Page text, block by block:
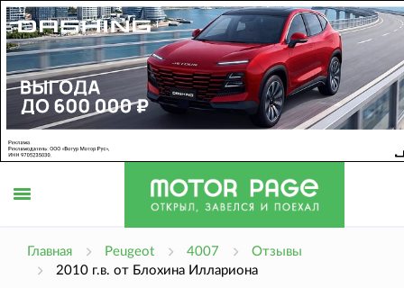
Главная Peugeot 4007
Отзывы
2010 г.в. от Блохина Иллариона